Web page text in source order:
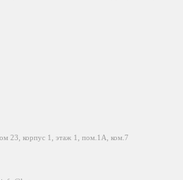
23, корпус 1, этаж 1, пом.1А, ком.7